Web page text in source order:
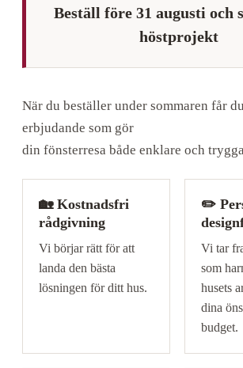
Beställ före 31 augusti och
höstprojekt
När du beställer under sommaren får
erbjudande som gör
din fönsterresa både enklare och
🏡 Kostnadsfri
rådgivning
Vi börjar rätt för att
landa den bästa
lösningen för ditt hus.
✏️
Vi tar
som
husets
dina
budget.